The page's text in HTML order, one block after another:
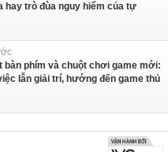
hay trò đùa nguy hiểm của tự
bàn phím và chuột chơi game mới:
lẫn giải trí, hướng đến game thủ